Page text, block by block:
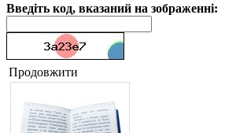
Введіть код, вказаний на зображенні:
Продовжити